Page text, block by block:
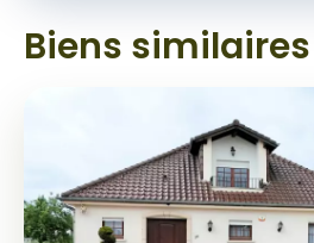
Biens similaires